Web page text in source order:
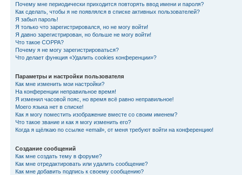
Почему мне периодически приходится повторять ввод имени и пароля?
Как сделать, чтобы я не появлялся в списке активных пользователей?
Я забыл пароль!
Я только что зарегистрировался, но не могу войти!
Я давно зарегистрирован, но больше не могу войти!
Что такое COPPA?
Почему я не могу зарегистрироваться?
Что делает функция «Удалить cookies конференции»?
Параметры и настройки пользователя
Как мне изменить мои настройки?
На конференции неправильное время!
Я изменил часовой пояс, но время всё равно неправильное!
Моего языка нет в списке!
Как я могу поместить изображение вместе со своим именем?
Что такое звание и как я могу изменить его?
Когда я щёлкаю по ссылке «email», от меня требуют войти на конференцию!
Создание сообщений
Как мне создать тему в форуме?
Как мне отредактировать или удалить сообщение?
Как мне добавить подпись к своему сообщению?